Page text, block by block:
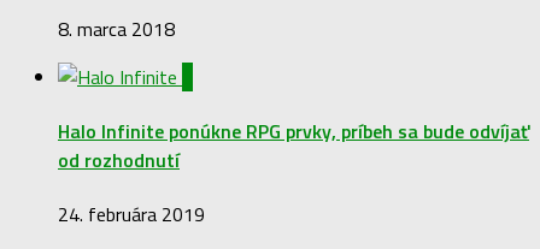
8. marca 2018
Halo Infinite ponúkne RPG prvky, príbeh sa bude odvíjať
od rozhodnutí
24. februára 2019